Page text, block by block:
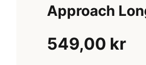
Approach
549,00 kr